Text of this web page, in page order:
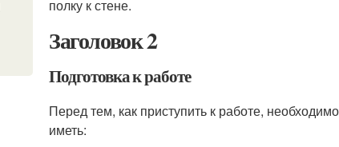
полку к стене.
Заголовок 2
Подготовка к работе
Перед тем, как приступить к работе,
иметь: